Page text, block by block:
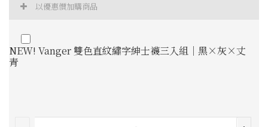
以優惠價加購商品
NEW! Vanger 雙色直紋繡字紳士襪三入組｜黑×灰×丈
青